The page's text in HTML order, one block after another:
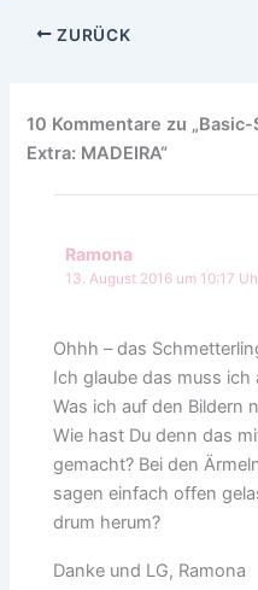
ZURÜCK
10 Kommentare zu
Extra: MADEIRA“
Ramona
13. August 2016 um 10:17
Ohhh – das
Ich glaube das muss ich
Was ich auf den Bildern
Wie hast Du denn das
gemacht? Bei den
sagen einfach offen
drum herum?
Danke und LG, Ramona